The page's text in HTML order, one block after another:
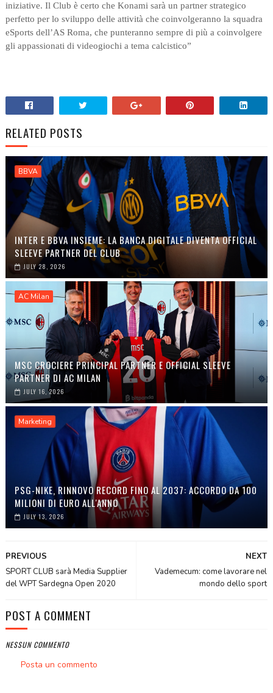
iniziative. Il Club è certo che Konami sarà un partner strategico
perfetto per lo sviluppo delle attività che coinvolgeranno la squadra
eSports dell’AS Roma, che punteranno sempre di più a coinvolgere
gli appassionati di videogiochi a tema calcistico”
RELATED POSTS
BBVA
INTER E BBVA INSIEME: LA BANCA DIGITALE DIVENTA OFFICIAL
SLEEVE PARTNER DEL CLUB
JULY 28, 2026
AC Milan
MSC CROCIERE PRINCIPAL PARTNER E OFFICIAL SLEEVE
PARTNER DI AC MILAN
JULY 16, 2026
Marketing
PSG-NIKE, RINNOVO RECORD FINO AL 2037: ACCORDO DA 100
MILIONI DI EURO ALL'ANNO
JULY 13, 2026
NEXT
Vademecum: come lavorare nel
mondo dello sport
PREVIOUS
SPORT CLUB sarà Media Supplier
del WPT Sardegna Open 2020
POST A COMMENT
NESSUN COMMENTO
Posta un commento